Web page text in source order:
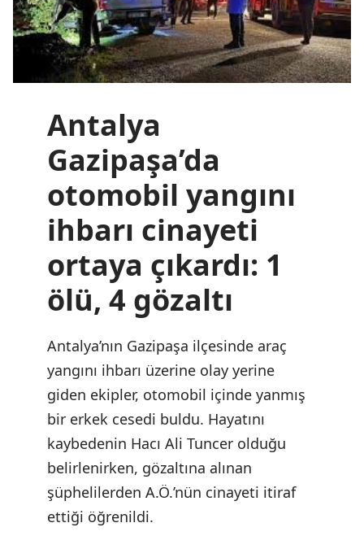
Antalya
Gazipaşa’da
otomobil yangını
ihbarı cinayeti
ortaya çıkardı: 1
ölü, 4 gözaltı
Antalya’nın Gazipaşa ilçesinde araç
yangını ihbarı üzerine olay yerine
giden ekipler, otomobil içinde yanmış
bir erkek cesedi buldu. Hayatını
kaybedenin Hacı Ali Tuncer olduğu
belirlenirken, gözaltına alınan
şüphelilerden A.Ö.’nün cinayeti itiraf
ettiği öğrenildi.